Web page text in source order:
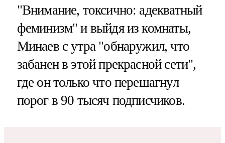
"Внимание, токсично: адекватный
феминизм" и выйдя из комнаты,
Минаев с утра "обнаружил, что
забанен в этой прекрасной сети",
где он только что перешагнул
порог в 90 тысяч подписчиков.